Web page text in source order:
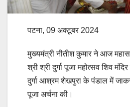
पटना, 09 अक्टूबर 2024
मुख्यमंत्री नीतीश कुमार ने आज
श्री श्री दुर्गा पूजा महोत्सव शिव
दुर्गा आश्रम शेखपुरा के पंडाल में जाकर
पूजा अर्चना की।